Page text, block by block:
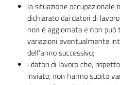
la situazione occupazionale
dichiarato dai datori di
non è aggiornata e non
variazioni eventualmente
dell’anno successivo;
i datori di lavoro che,
inviato, non hanno subito